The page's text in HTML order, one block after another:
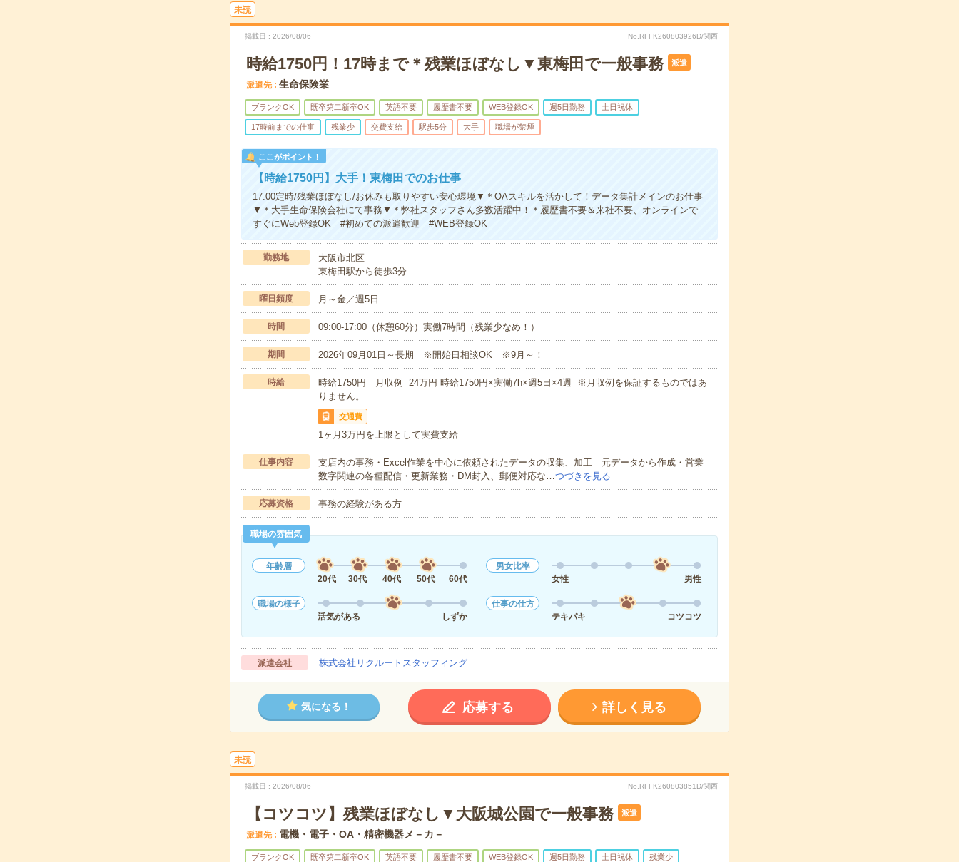
未読
掲載日 2026/08/06 No.RFFK260803926D/関西
時給1750円！17時まで＊残業ほぼなし▼東梅田で一般事務 派遣
派遣先 生命保険業
ブランクOK 既卒第二新卒OK 英語不要 履歴書不要 WEB登録OK 週5日勤務 土日祝休
17時前までの仕事 残業少 交費支給 駅歩5分 大手 職場が禁煙
ここがポイント！
【時給1750円】大手！東梅田でのお仕事
17:00定時/残業ほぼなし/お休みも取りやすい安心環境▼＊OAスキルを活かして！データ集計メインのお仕事
▼＊大手生命保険会社にて事務▼＊弊社スタッフさん多数活躍中！＊履歴書不要＆来社不要、オンラインで
すぐにWeb登録OK #初めての派遣歓迎 #WEB登録OK
勤務地
大阪市北区
東梅田駅から徒歩3分
曜日頻度 月～金／週5日
時間 09:00-17:00（休憩60分）実働7時間（残業少なめ！）
期間 2026年09月01日～長期 ※開始日相談OK ※9月～！
時給
時給1750円 月収例 24万円 時給1750円×実働7h×週5日×4週 ※月収例を保証するものではあ
りません。
交通費
1ヶ月3万円を上限として実費支給
仕事内容
支店内の事務・Excel作業を中心に依頼されたデータの収集、加工 元データから作成・営業
数字関連の各種配信・更新業務・DM封入、郵便対応な…つづきを見る
応募資格 事務の経験がある方
職場の雰囲気
年齢層
20代
30代 40代 50代 60代
男女比率
女性
男性
職場の様子
活気がある
しずか
仕事の仕方
テキパキ
コツコツ
派遣会社 株式会社リクルートスタッフィング
気になる！ 応募する 詳しく見る
未読
掲載日 2026/08/06 No.RFFK260803851D/関西
【コツコツ】残業ほぼなし▼大阪城公園で一般事務 派遣
派遣先 電機・電子・OA・精密機器メ－カ－
ブランクOK 既卒第二新卒OK 英語不要 履歴書不要 WEB登録OK 週5日勤務 土日祝休 残業少